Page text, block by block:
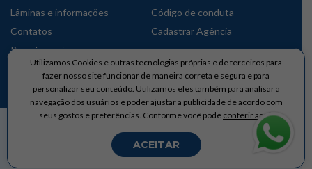
Lâminas e informações
Contatos
Parcelamentos
Política de privacidade
Código de conduta
Cadastrar Agência
Brementur Agencia de Turismo Ltda © Copyright 2024 – Todos os direitos
Desenvolvido porJuCamillo Web Co.
Utilizamos Cookies e outras tecnologias próprias e de terceiros para
fazer nosso site funcionar de maneira correta e segura e para
personalizar seu conteúdo. Utilizamos eles também para analisar a
navegação dos usuários e poder ajustar a publicidade de acordo com
seus gostos e preferências. Conforme você pode conferir aqui.
ACEITAR